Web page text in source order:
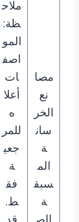
مصا
نع
الخر
سان
ة
الم
سبق
ة
ملاح
ظة:
المو
اصف
ات
أعلا
ه
للمر
جعي
ة
فق
ط.